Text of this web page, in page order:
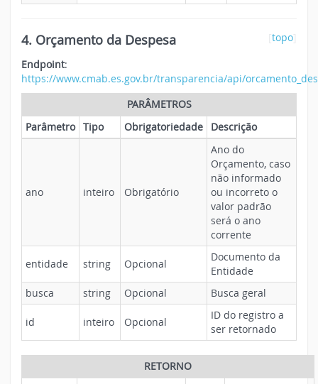
4. Orçamento da Despesa [topo]
Endpoint:
https://www.cmab.es.gov.br/transparencia/api/
PARÂMETROS
Parâmetro Tipo Obrigatoriedade Descrição
ano inteiro Obrigatório
Ano do
Orçamento, caso
não informado
ou incorreto o
valor padrão
será o ano
corrente
entidade string Opcional
Documento da
Entidade
busca
string Opcional Busca geral
id inteiro Opcional
ID do registro a
ser retornado
RETORNO